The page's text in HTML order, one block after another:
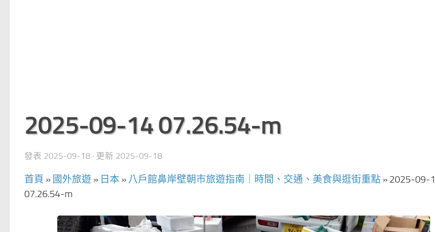
2025-09-14 07.26.54-m
發表 2025-09-18 · 更新 2025-09-18
首頁 » 國外旅遊 » 日本 » 八戶館鼻岸壁朝市旅遊指南｜時間、交通、美食與逛街重點 » 2025-09-
07.26.54-m